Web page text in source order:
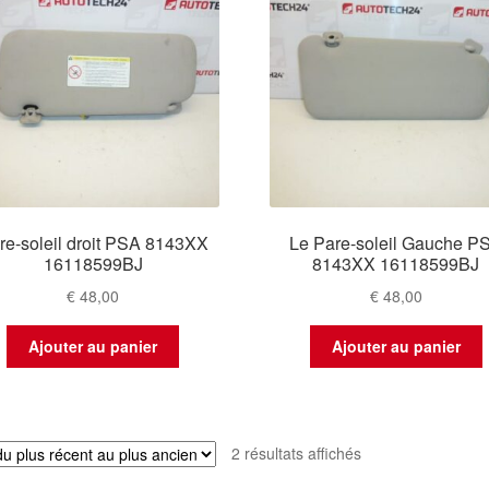
plus
ancien
soleil droit PSA 8143XX
16118599BJ
€ 48,00
Ajouter au panier
Le Pare-soleil Gauche
8143XX 16118599BJ
€48,00
Ajouter au panier
2 résultats affichésTrié